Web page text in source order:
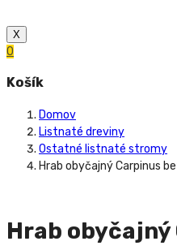
X
0
Košík
Domov
Listnaté dreviny
Ostatné listnaté stromy
Hrab obyčajný Carpinus
Hrab